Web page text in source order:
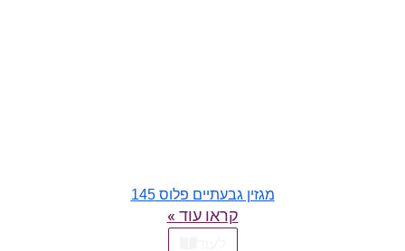
מגזין גבעתיים פלוס 145
קראו עוד »